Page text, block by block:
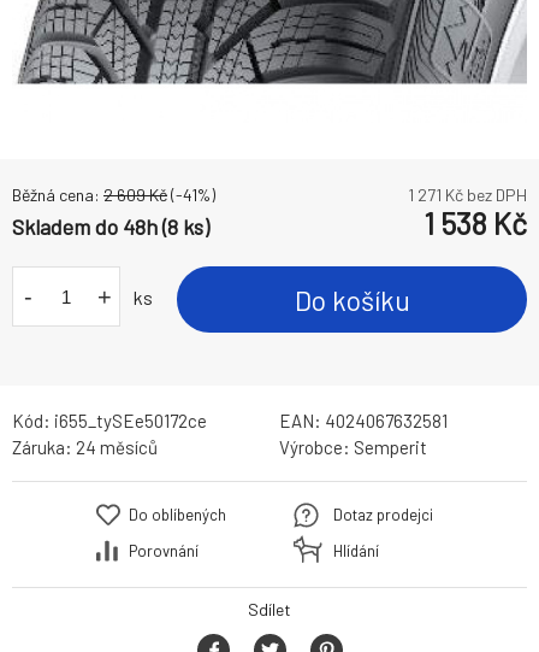
Běžná cena: 2 609Kč(-41%) 1 271 Kč bez DPH
Skladem do 48h (8 ks) 1 538 Kč
- + ks Do košíku
Kód: i655_tySEe50172ce EAN: 4024067632581
Záruka: 24 měsíců Výrobce: Semperit
Do oblíbených
Porovnání
Dotaz prodejci
Hlídání
Sdílet